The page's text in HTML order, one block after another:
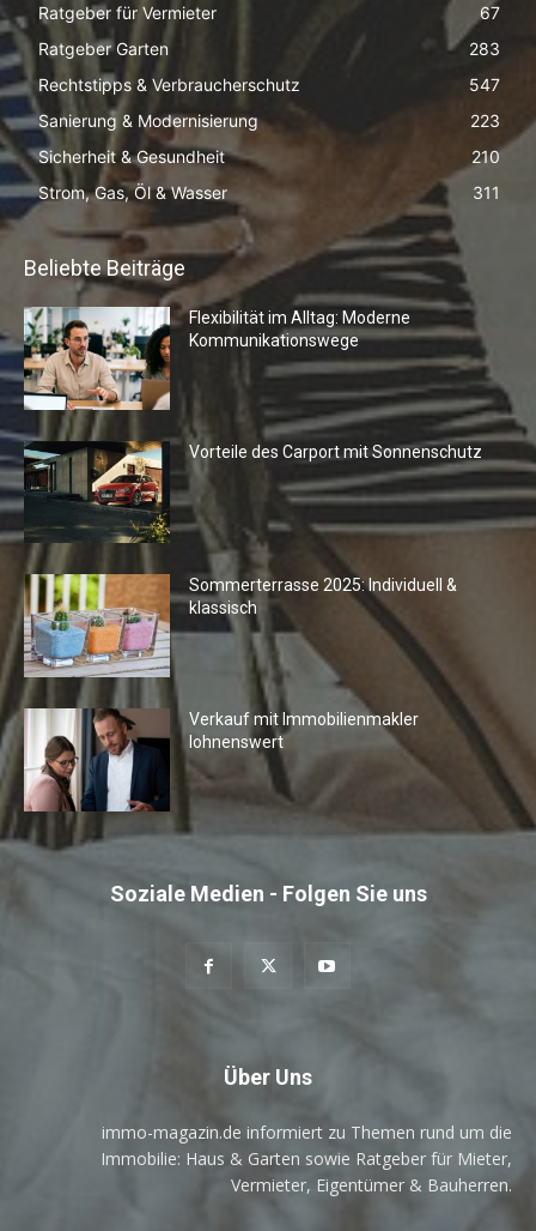
Ratgeber für Vermieter
67
Ratgeber Garten
283
Rechtstipps & Verbraucherschutz
547
Sanierung & Modernisierung
223
Sicherheit & Gesundheit
210
Strom, Gas, Öl & Wasser
311
Beliebte Beiträge
Flexibilität im Alltag: Moderne
Kommunikationswege
Vorteile des Carport mit Sonnenschutz
Sommerterrasse 2025: Individuell &
klassisch
Verkauf mit Immobilienmakler
lohnenswert
Soziale Medien - Folgen Sie uns
Über Uns
immo-magazin.de informiert zu Themen rund um die
Immobilie: Haus & Garten sowie Ratgeber für Mieter,
Vermieter, Eigentümer & Bauherren.